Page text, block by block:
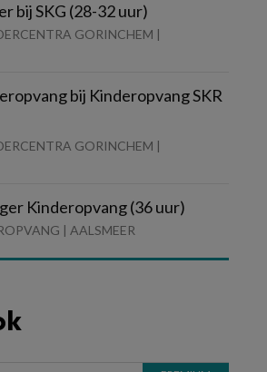
bij SKG (28-32 uur)
GORINCHEM |
bij Kinderopvang SKR
GORINCHEM |
Kinderopvang (36 uur)
| AALSMEER